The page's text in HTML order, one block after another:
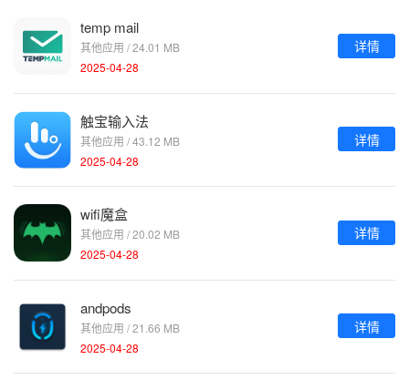
temp mail
其他应用 / 24.01 MB
2025-04-28
详情
触宝输入法
其他应用 / 43.12 MB
2025-04-28
详情
wifi魔盒
其他应用 / 20.02 MB
2025-04-28
详情
andpods
其他应用 / 21.66 MB
2025-04-28
详情